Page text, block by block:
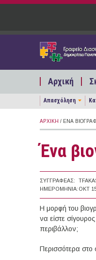
Παράκαμψη προς το κυρίως
Αρχική
Απασχόληση
ΑΡΧΙΚΉ / ΈΝΑ
Ένα
ΣΥΓΓΡΑΦΈΑΣ:
ΗΜΕΡΟΜΗΝΊΑ: ΟΚΤ
Η μορφή του
να είστε
περιβάλλον;
Περισσότερα